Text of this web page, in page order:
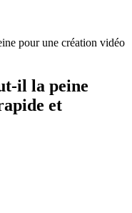
pour une création vidéo
il la peine
et